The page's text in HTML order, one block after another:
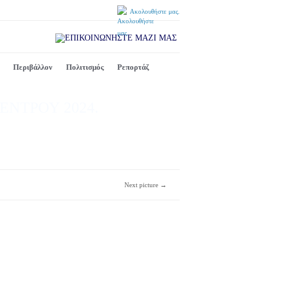
Ακολουθήστε μας.
Περιβάλλον Πολιτισμός
Ρεπορτάζ
Next picture →